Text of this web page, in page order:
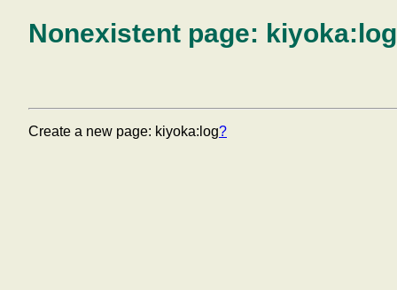
Nonexistent page: kiyoka:log
Create a new page: kiyoka:log?